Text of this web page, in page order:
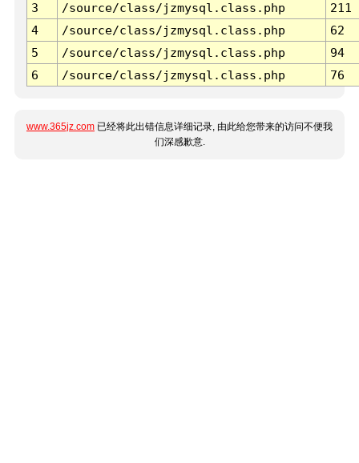
3 /source/class/jzmysql.class.php
211
4
/source/class/jzmysql.class.php
62
5
/source/class/jzmysql.class.php
94
6
/source/class/jzmysql.class.php 76
www.365jz.com 已经将此出错信息详细记录, 由此给您带来的访问不便我
们深感歉意.